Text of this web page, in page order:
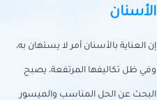
الأسنان
إن العناية بالأسنان أمر لا يستهان به،
وفي ظل تكاليفها المرتفعة، يصبح
البحث عن الحل المناسب والميسور